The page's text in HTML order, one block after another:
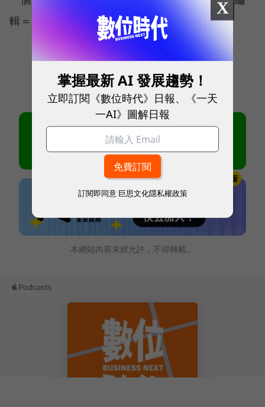
輯＝薛怡青）
本網站內容未經允許，不得轉載。
X
掌握最新 AI 發展趨勢！
立即訂閱《數位時代》日報、《一天
一AI》圖解日報
訂閱即同意 巨思文化隱私權政策